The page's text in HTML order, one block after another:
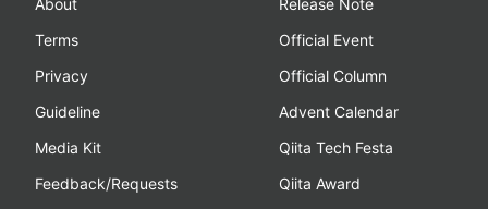
About
Terms
Privacy
Guideline
Media Kit
Feedback/Requests
Release Note
Official Event
Official Column
Advent Calendar
Qiita Tech Festa
Qiita Award